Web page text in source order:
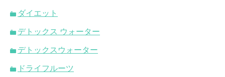
ダイエット
デトックス ウォーター
デトックスウォーター
ドライフルーツ